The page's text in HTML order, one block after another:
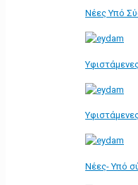
Νέες Υπό
Νέες- Υπό